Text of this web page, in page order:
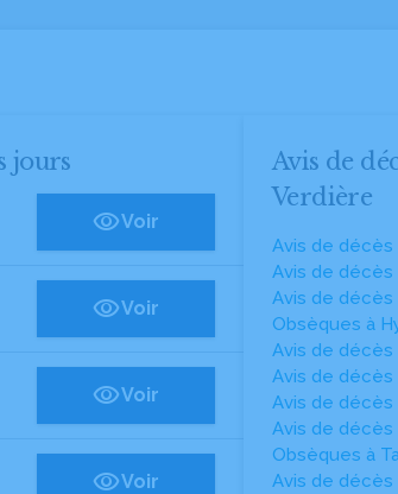
jours
Voir
Voir
Voir
Voir
Avis de
Verdière
Avis de décès
Avis de décès
Avis de décès
Obsèques à
Avis de décès
Avis de décès
Avis de décès
Avis de décès
Obsèques à
Avis de décès